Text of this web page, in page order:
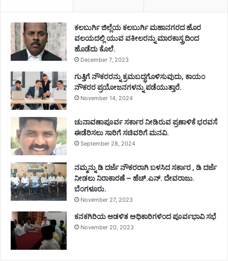
ಕಲಬುರ್ಗಿ ಜಿಲ್ಲೆಯ ಕಲಬುರ್ಗಿ ಮಹಾನಗರದ ಹೊರ
ವಲಯದಲ್ಲಿ ಯುವ ವಕೀಲರನ್ನು ಮಾರಕಾಸ್ತ್ರದಿಂದ
ಹೊಡೆದು ಕೊಲೆ.
December 7, 2023
ಗುತ್ತಿಗೆ ನೌಕರರನ್ನು ಕ್ರಮಬದ್ಧಗೊಳಿಸುವುದು, ಕಾಯಂ
ನೌಕರರ ಪ್ರಯೋಜನಗಳನ್ನು ಪಡೆಯುತ್ತಾರೆ.
November 14, 2024
ಚುನಾವಣಾಪೂರ್ವ ಸರ್ಕಾರ ನೀಡಿರುವ ಪ್ರಣಾಳಿಕೆ ಭರವಸೆ
ಈಡೆರಿಸಲು ಸಾರಿಗೆ ಸಚಿವರಿಗೆ ಮನವಿ.
September 28, 2024
ನಮ್ಮನ್ನು ಡಿ ದರ್ಜೆ ನೌಕರರಾಗಿ ಬಳಸಿದ ಸರ್ಕಾರ , ಡಿ ದರ್ಜೆ
ನೀಡಲು ನಿರಾಕಾರಣೆ – ಹೆಚ್.ಎನ್. ದೇವರಾಜು.
ಬೆಂಗಳೂರು.
November 27, 2023
ಕನಕಗಿರಿಯ ಆಡಳಿತ ಅಧಿಕಾರಿಗಳಿಂದ ಪೂರ್ವಭಾವಿ ಸಭೆ
November 20, 2023